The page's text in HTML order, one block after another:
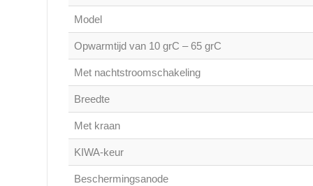
Model
Opwarmtijd van 10 grC – 65 grC
Met nachtstroomschakeling
Breedte
Met kraan
KIWA-keur
Beschermingsanode